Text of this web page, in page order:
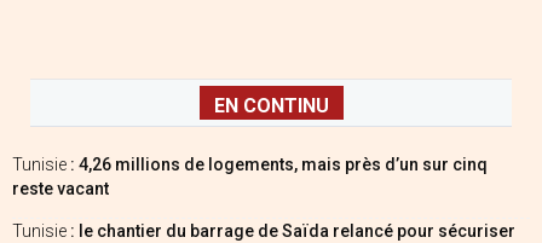
EN CONTINU
Tunisie : 4,26 millions de logements, mais près d’un sur cinq
reste vacant
Tunisie : le chantier du barrage de Saïda relancé pour sécuriser